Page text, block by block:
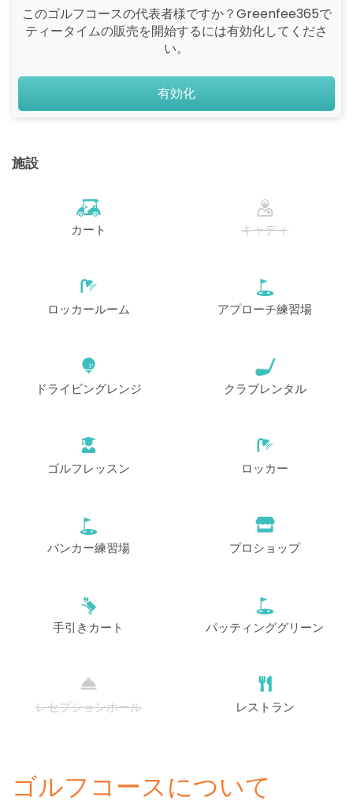
このゴルフコースの代表者様ですか？Greenfee365で
ティータイムの販売を開始するには有効化してくださ
い。
有効化
施設
カート キャディ
ロッカールーム アプローチ練習場
ドライビングレンジ クラブレンタル
ゴルフレッスン ロッカー
バンカー練習場 プロショップ
手引きカート パッティンググリーン
レセプションホール レストラン
ゴルフコースについて